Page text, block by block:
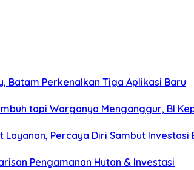
Batam Perkenalkan Tiga Aplikasi Baru
tapi Warganya Menganggur, BI
Layanan, Percaya Diri Sambut Investasi
Pengamanan Hutan & Investasi